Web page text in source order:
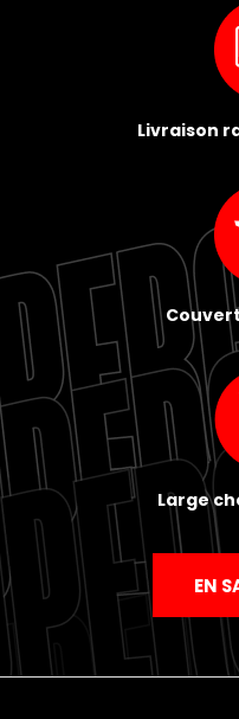
Livraison
Large
EN